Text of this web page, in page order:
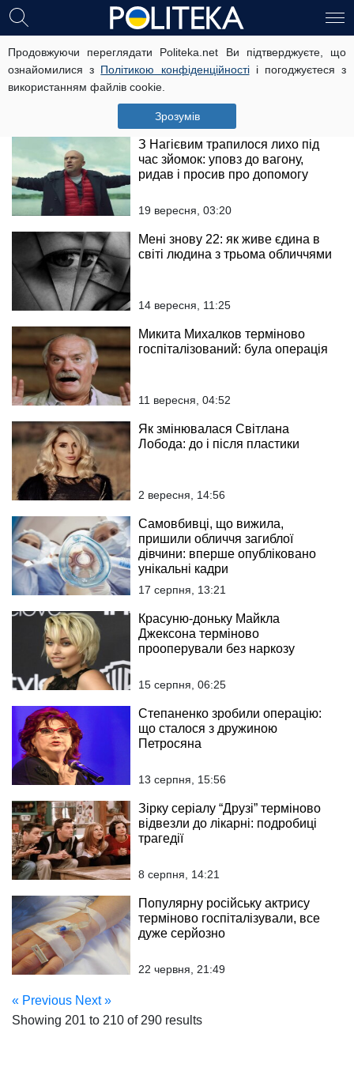
Продовжуючи переглядати Politeka.net Ви підтверджуєте, що
ознайомилися з Політикою конфіденційностіі погоджуєтеся з
використанням файлів cookie.
Зрозумів
Сенсація в медицині: при
апендициті не потрібна операція,
знайдено лікування
1 жовтня, 11:14
З Нагієвим трапилося лихо під
час зйомок: уповз до вагону,
ридав і просив про допомогу
19 вересня, 03:20
Мені знову 22: як живе єдина в
світі людина з трьома обличчями
14 вересня, 11:25
Микита Михалков терміново
госпіталізований: була операція
11 вересня, 04:52
Як змінювалася Світлана
Лобода: до і після пластики
2 вересня, 14:56
Самовбивці, що вижила,
пришили обличчя загиблої
дівчини: вперше опубліковано
унікальні кадри
17 серпня, 13:21
Красуню-доньку Майкла
Джексона терміново
прооперували без наркозу
15 серпня, 06:25
Степаненко зробили операцію:
що сталося з дружиною
Петросяна
13 серпня, 15:56
Зірку серіалу “Друзі” терміново
відвезли до лікарні: подробиці
трагедії
8 серпня, 14:21
Популярну російську актрису
терміново госпіталізували, все
дуже серйозно
22 червня, 21:49
« Previous Next »
Showing 201 to 210 of 290 results